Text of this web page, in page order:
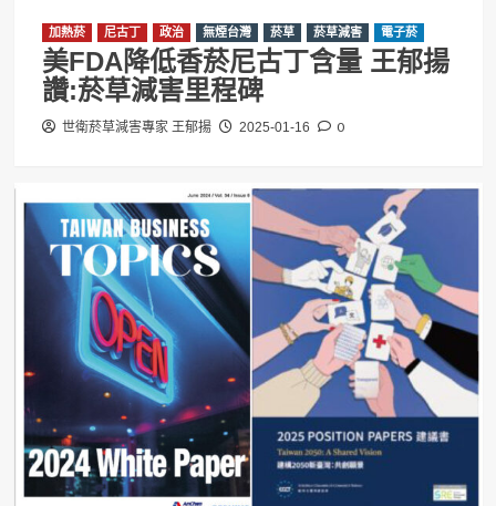
加熱菸 尼古丁 政治 無煙台灣 菸草 菸草減害 電子菸
美FDA降低香菸尼古丁含量 王郁揚
讚:菸草減害里程碑
世衛菸草減害專家 王郁揚 2025-01-16 0